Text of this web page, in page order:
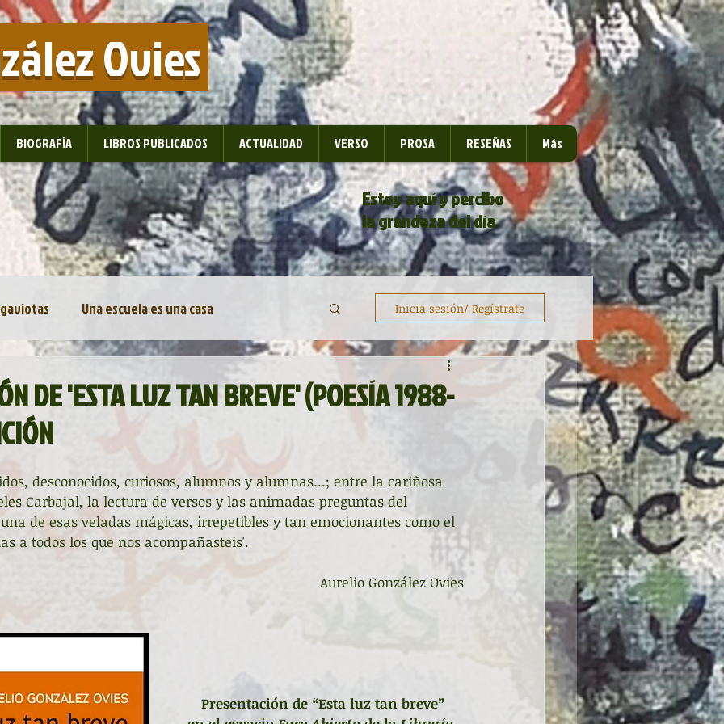
Ovies
BIOGRAFÍA LIBROS PUBLICADOS ACTUALIDAD VERSO PROSA RESEÑAS Más
Estoy aquí y percibo
la grandeza del día
Una escuela es una casa
Asociación d'Escritores d'Asturies
Fundación Princesa de Asturias Una mitología
Recital Taller literario
Pequeños pasos para grandes poetas
Inicia sesión/ Regístrate
DE 'ESTA LUZ TAN BREVE' (POESÍA 1988-
desconocidos, curiosos, alumnos y alumnas...; entre la cariñosa
Carbajal, la lectura de versos y las animadas preguntas del
de esas veladas mágicas, irrepetibles y tan emocionantes como el
a todos los que nos acompañasteis'.
Aurelio González Ovies
Presentación de “Esta luz tan breve”